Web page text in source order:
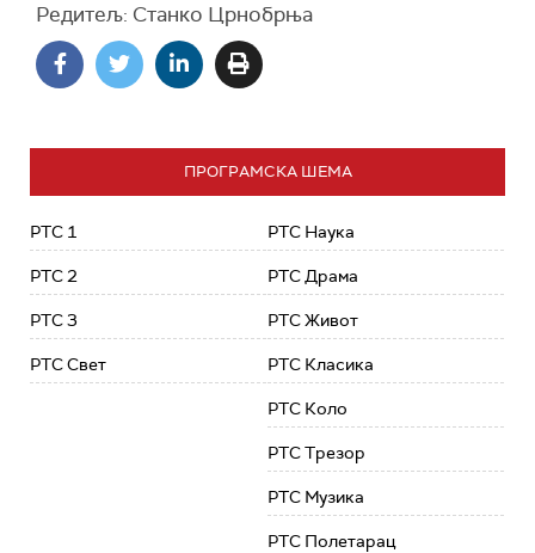
Редитељ: Станко Црнобрња
ПРОГРАМСКА ШЕМА
РТС 1
РТС 2
РТС 3
РТС Свет
РТС Наука
РТС Драма
РТС Живот
РТС Класика
РТС Коло
РТС Трезор
РТС Музика
РТС Полетарац